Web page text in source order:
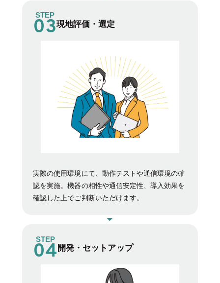
STEP
現地評価・選定
実際の使用環境にて、動作テストや通信環境の確
認を実施。機器の相性や通信安定性、導入効果を
確認した上でご判断いただけます。
STEP
開発・セットアップ